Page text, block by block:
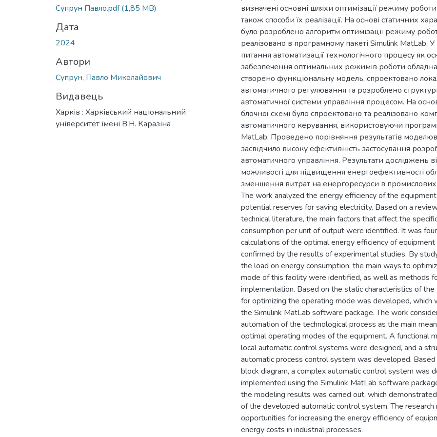
Супрун Павло.pdf(1,85 MB)
Дата
2024
Автори
Супрун, Павло Миколайович
Видавець
Харків : Харківський національний
університет імені В.Н. Каразіна
визначені основні шляхи оптимізації режиму
також способи їх реалізації. На основі статичних
було розроблено алгоритм оптимізації режиму
реалізовано в програмному пакеті Simulink MatLab. У
питання автоматизації технологічного процесу як
забезпечення оптимальних режимів роботи
створено функціональну модель, спроектовано
автоматичного регулювання та розроблено
автоматичної cистеми управління процесом. На
блочної схемі було спроектовано та реалізовано
автоматичного керування, використовуючи
MatLab. Проведено порівняння результатів
засвідчило високу ефективність застосування
автоматичного управління. Результати досліджень
можливості для підвищення енергоефективності
зменшення витрат на енергоресурси в
The work analyzed the energy efficiency of the
potential reserves for saving electricity. Based on a
technical literature, the main factors that affect the
consumption per unit of output were identified. It was
calculations of the optimal energy efficiency of
confirmed by the results of experimental studies. By
the load on energy consumption, the main ways to
mode of this facility were identified, as well as methods
implementation. Based on the static characteristics of the
for optimizing the operating mode was developed, which
the Simulink MatLab software package. The work
automation of the technological process as the main
optimal operating modes of the equipment. A functional
local automatic control systems were designed, and a
automatic process control system was developed.
block diagram, a complex automatic control system was
implemented using the Simulink MatLab software
the modeling results was carried out, which
of the developed automatic control system. The
opportunities for increasing the energy efficiency of
energy costs in industrial processes.